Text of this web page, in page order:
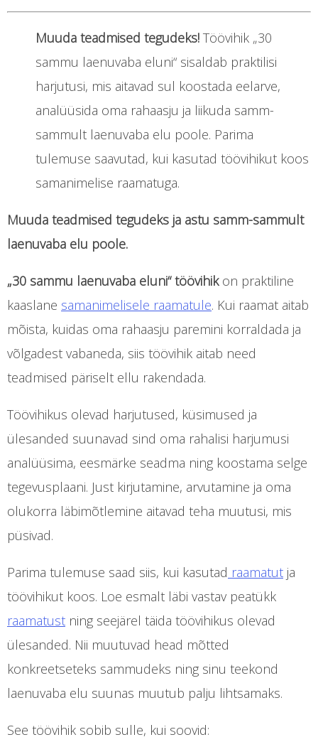
Muuda teadmised tegudeks! Töövihik „30
sammu laenuvaba eluni“ sisaldab praktilisi
harjutusi, mis aitavad sul koostada eelarve,
analüüsida oma rahaasju ja liikuda samm-
sammult laenuvaba elu poole. Parima
tulemuse saavutad, kui kasutad töövihikut koos
samanimelise raamatuga.
Muuda teadmised tegudeks ja astu samm-sammult
laenuvaba elu poole.
„30 sammu laenuvaba eluni“ töövihikon praktiline
kaaslane samanimelisele raamatule. Kui raamat aitab
mõista, kuidas oma rahaasju paremini korraldada ja
võlgadest vabaneda, siis töövihik aitab need
teadmised päriselt ellu rakendada.
Töövihikus olevad harjutused, küsimused ja
ülesanded suunavad sind oma rahalisi harjumusi
analüüsima, eesmärke seadma ning koostama selge
tegevusplaani. Just kirjutamine, arvutamine ja oma
olukorra läbimõtlemine aitavad teha muutusi, mis
püsivad.
Parima tulemuse saad siis, kui kasutad raamatut ja
töövihikut koos. Loe esmalt läbi vastav peatükk
raamatust ning seejärel täida töövihikus olevad
ülesanded. Nii muutuvad head mõtted
konkreetseteks sammudeks ning sinu teekond
laenuvaba elu suunas muutub palju lihtsamaks.
See töövihik sobib sulle, kui soovid: